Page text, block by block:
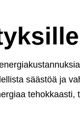
säästöä ja
tehokkaasti,